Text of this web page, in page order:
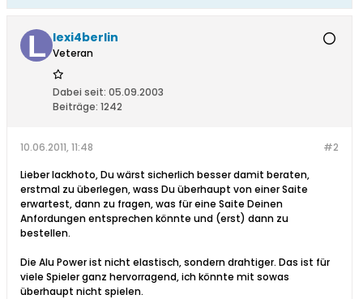
lexi4berlin
Veteran
Dabei seit: 05.09.2003
Beiträge: 1242
#2
10.06.2011, 11:48
Lieber lackhoto, Du wärst sicherlich besser damit beraten,
erstmal zu überlegen, wass Du überhaupt von einer Saite
erwartest, dann zu fragen, was für eine Saite Deinen
Anfordungen entsprechen könnte und (erst) dann zu
bestellen.
Die Alu Power ist nicht elastisch, sondern drahtiger. Das ist für
viele Spieler ganz hervorragend, ich könnte mit sowas
überhaupt nicht spielen.